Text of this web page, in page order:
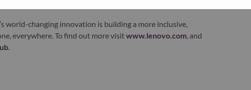
world-changing innovation is building a more inclusive,
everywhere. To find out more visitwww.lenovo.com, and
.